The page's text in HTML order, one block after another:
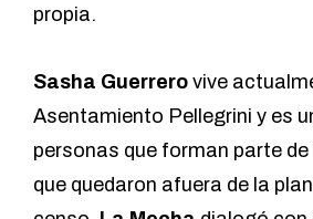
propia.
Sasha Guerrero vive
Asentamiento Pellegrini y es
personas que forman parte
que quedaron afuera de la